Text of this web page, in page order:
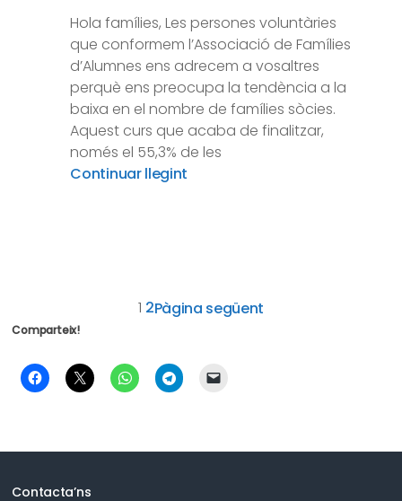
Hola famílies, Les persones voluntàries
que conformem l’Associació de Famílies
d’Alumnes ens adrecem a vosaltres
perquè ens preocupa la tendència a la
baixa en el nombre de famílies sòcies.
Aquest curs que acaba de finalitzar,
només el 55,3% de les
Continuar llegint
1 2Pàgina següent
Comparteix!
Contacta’ns